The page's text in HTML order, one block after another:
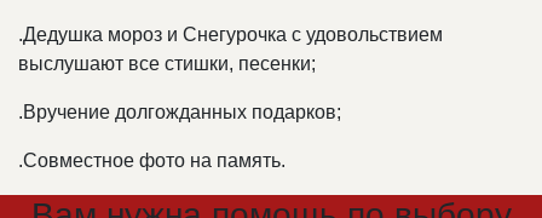
.Дедушка мороз и Снегурочка с удовольствием
выслушают все стишки, песенки;
.Вручение долгожданных подарков;
.Совместное фото на память.